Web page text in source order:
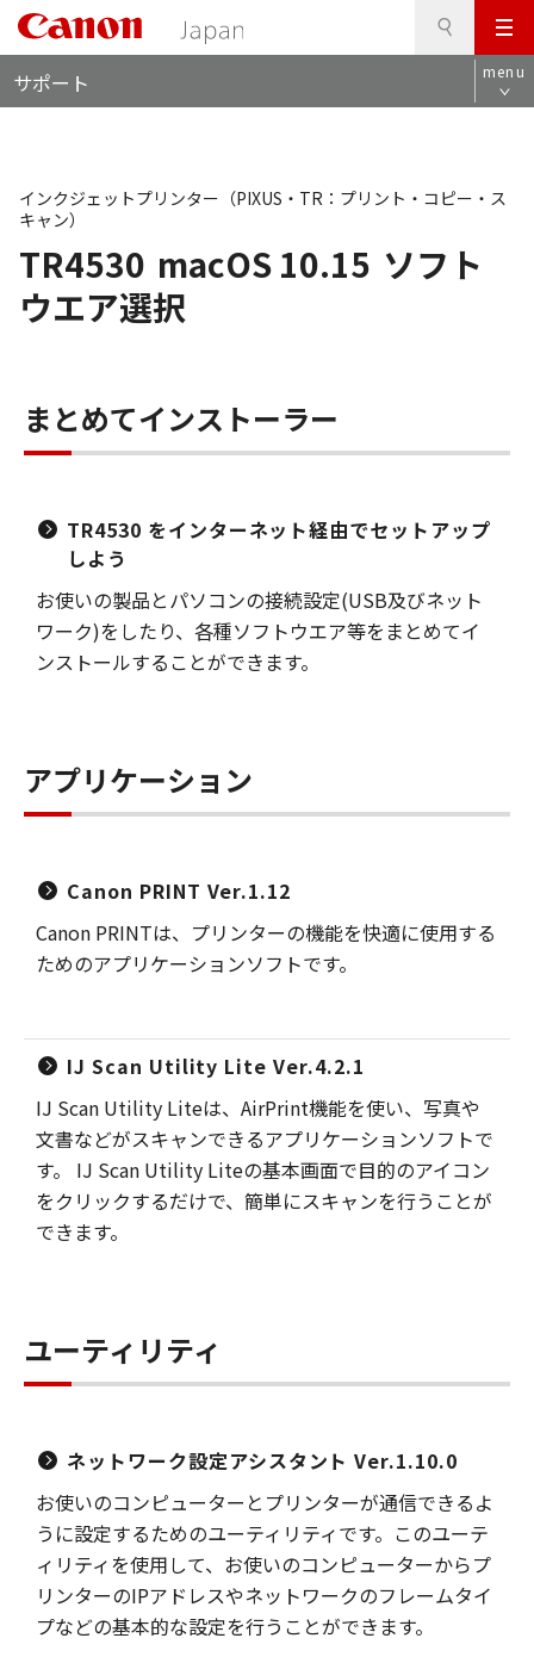
メ
ニ
ュ
サポート menu
TR4530 macOS 10.15 ソフト
ウエア選択
インクジェットプリンター（PIXUS・TR：プリント・コピー・ス
キャン）
まとめてインストーラー
TR4530 をインターネット経由でセットアップ
しよう
お使いの製品とパソコンの接続設定(USB及びネット
ワーク)をしたり、各種ソフトウエア等をまとめてイ
ンストールすることができます。
アプリケーション
Canon PRINT Ver.1.12
Canon PRINTは、プリンターの機能を快適に使用する
ためのアプリケーションソフトです。
IJ Scan Utility Lite Ver.4.2.1
IJ Scan Utility Liteは、AirPrint機能を使い、写真や
文書などがスキャンできるアプリケーションソフトで
す。 IJ Scan Utility Liteの基本画面で目的のアイコン
をクリックするだけで、簡単にスキャンを行うことが
できます。
ユーティリティ
ネットワーク設定アシスタント Ver.1.10.0
お使いのコンピューターとプリンターが通信できるよ
うに設定するためのユーティリティです。このユーテ
ィリティを使用して、お使いのコンピューターからプ
リンターのIPアドレスやネットワークのフレームタイ
プなどの基本的な設定を行うことができます。